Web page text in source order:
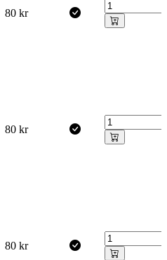
80 kr
80 kr
80 kr